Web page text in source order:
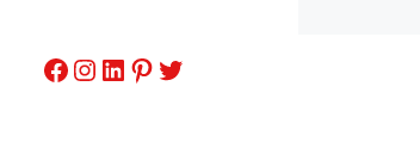
Facebook
Instagram
LinkedIn
Pinterest
Twitter